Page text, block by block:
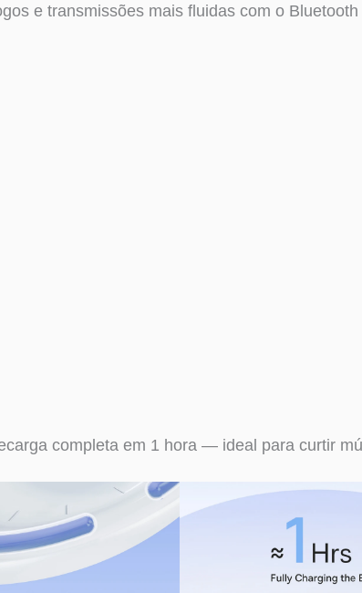
e transmissões mais fluidas com o
completa em 1 hora — ideal para curtir